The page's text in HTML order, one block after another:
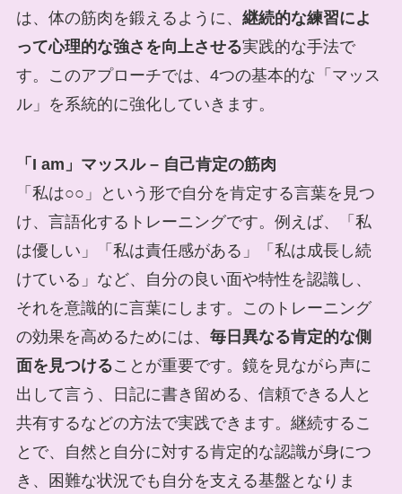
は、体の筋肉を鍛えるように、 継続的な練習によ
って心理的な強さを向上させる実践的な手法で
す。このアプローチでは、4つの基本的な「マッス
ル」を系統的に強化していきます。
「I am」マッスル – 自己肯定の筋肉
「私は○○」という形で自分を肯定する言葉を見つ
け、言語化するトレーニングです。例えば、「私
は優しい」「私は責任感がある」「私は成長し続
けている」など、自分の良い面や特性を認識し、
それを意識的に言葉にします。このトレーニング
の効果を高めるためには、 毎日異なる肯定的な側
面を見つけることが重要です。鏡を見ながら声に
出して言う、日記に書き留める、信頼できる人と
共有するなどの方法で実践できます。継続するこ
とで、自然と自分に対する肯定的な認識が身につ
き、困難な状況でも自分を支える基盤となりま